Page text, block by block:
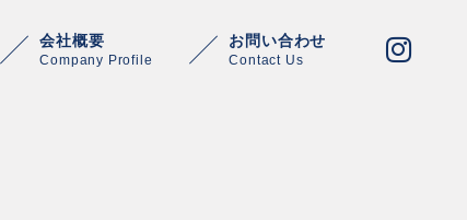
会社概要
Company Profile
お問い合わせ
Contact Us